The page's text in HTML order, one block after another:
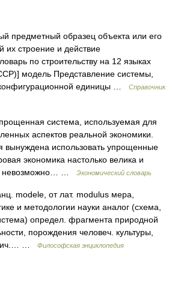
предметный образец объекта или его
их строение и действие
по строительству на 12 языках
модель Представление системы,
единицы …
Справочник
система, используемая для
аспектов реальной экономики.
вынуждена использовать упрощенные
экономика настолько велика и
невозможно… …
Экономический словарь
от лат. modulus мера,
и методологии науки аналог (схема,
определ. фрагмента природной
порождения человеч. культуры,
…
Философская энциклопедия